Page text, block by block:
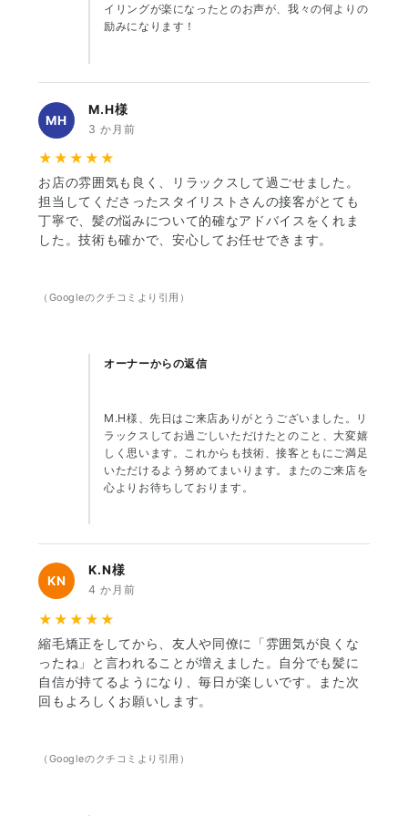
イリングが楽になったとのお声が、我々の何よりの
励みになります！
MH
M.H様
3 か月前
★★★★★
お店の雰囲気も良く、リラックスして過ごせました。
担当してくださったスタイリストさんの接客がとても
丁寧で、髪の悩みについて的確なアドバイスをくれま
した。技術も確かで、安心してお任せできます。
（Googleのクチコミより引用）
オーナーからの返信
M.H様、先日はご来店ありがとうございました。リ
ラックスしてお過ごしいただけたとのこと、大変嬉
しく思います。これからも技術、接客ともにご満足
いただけるよう努めてまいります。またのご来店を
心よりお待ちしております。
KN
K.N様
4 か月前
★★★★★
縮毛矯正をしてから、友人や同僚に「雰囲気が良くな
ったね」と言われることが増えました。自分でも髪に
自信が持てるようになり、毎日が楽しいです。また次
回もよろしくお願いします。
（Googleのクチコミより引用）